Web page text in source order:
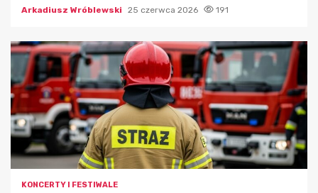
Arkadiusz Wróblewski 25 czerwca 2026 191
KONCERTY I FESTIWALE